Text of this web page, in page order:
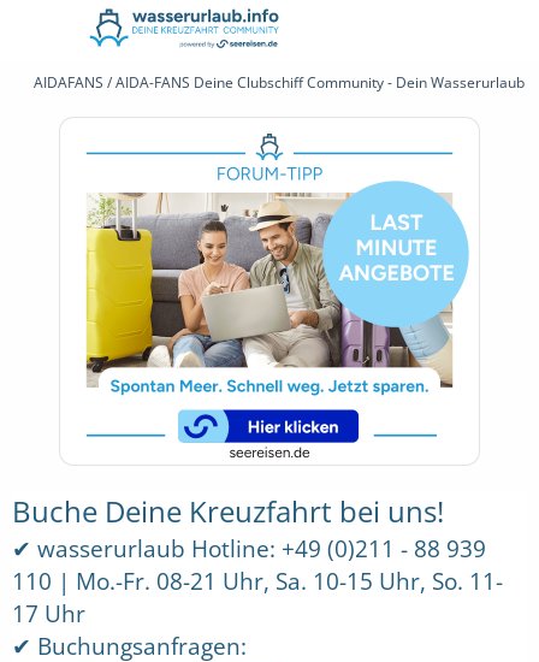
AIDAFANS / AIDA-FANS Deine Clubschiff Community - Dein Wasserurlaub
Buche Deine Kreuzfahrt bei uns!
✔ wasserurlaub Hotline: +49 (0)211 - 88 939
110 | Mo.-Fr. 08-21 Uhr, Sa. 10-15 Uhr, So. 11-
17 Uhr
✔ Buchungsanfragen: